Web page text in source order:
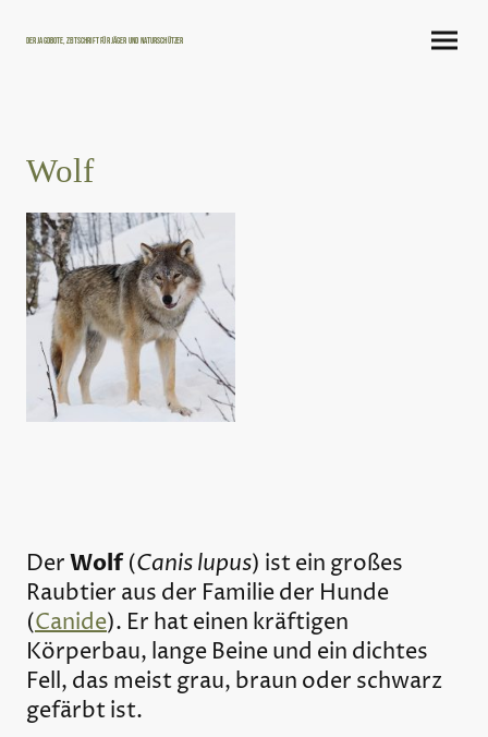
Der Jagdbote, Zeitschrift für Jäger und Naturschützer
Wolf
DerWolf(Canis lupus) ist ein großes
Raubtier aus der Familie der Hunde
(Canide). Er hat einen kräftigen
Körperbau, lange Beine und ein dichtes
Fell, das meist grau, braun oder schwarz
gefärbt ist.